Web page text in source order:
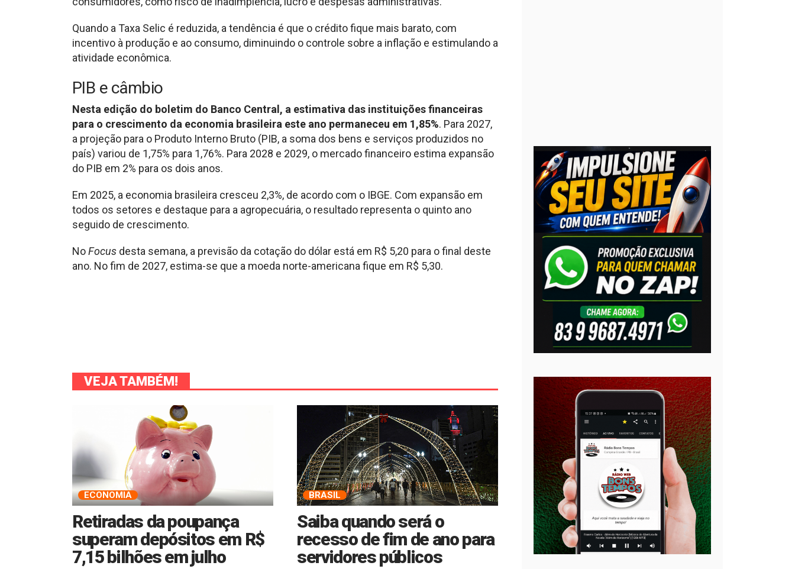
Quando a Taxa Selic é reduzida, a tendência é que o crédito fique mais barato, com
incentivo à produção e ao consumo, diminuindo o controle sobre a inflação e estimulando a
atividade econômica.
PIB e câmbio
Nesta edição do boletim do Banco Central, a estimativa das instituições financeiras
para o crescimento da economia brasileira este ano permaneceu em 1,85%. Para 2027,
a projeção para o Produto Interno Bruto (PIB, a soma dos bens e serviços produzidos no
país) variou de 1,75% para 1,76%. Para 2028 e 2029, o mercado financeiro estima expansão
do PIB em 2% para os dois anos.
Em 2025, a economia brasileira cresceu 2,3%, de acordo com o IBGE. Com expansão em
todos os setores e destaque para a agropecuária, o resultado representa o quinto ano
seguido de crescimento.
NoFocus desta semana, a previsão da cotação do dólar está em R$ 5,20 para o final deste
ano. No fim de 2027, estima-se que a moeda norte-americana fique em R$ 5,30.
VEJA TAMBÉM!
ECONOMIA
Retiradas da poupança
superam depósitos em R$
7,15 bilhões em julho
BRASIL
Saiba quando será o
recesso de fim de ano para
servidores públicos